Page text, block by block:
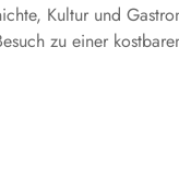
Kultur und
zu einer